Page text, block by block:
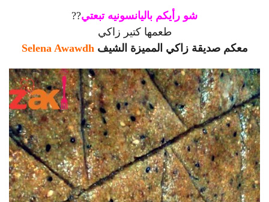
شو رأيكم باليانسونيه تبعتي?
?
طعمها كتير زاكي
معكم صديقة زاكي المميزة الشيف Selena Awawdh